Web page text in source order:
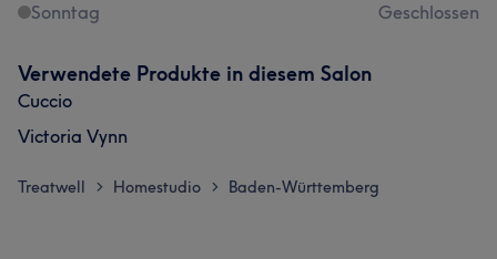
Sonntag
Geschlossen
Verwendete Produkte in diesem Salon
Cuccio
Victoria Vynn
Treatwell > Homestudio > Baden-Württemberg